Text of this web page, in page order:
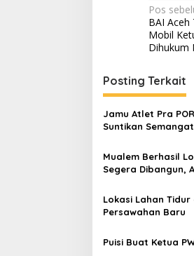
N
a
v
i
g
a
s
i
p
o
s
Pos
BAI Aceh
Mobil
Dihukum
Posting Terkait
Jamu Atlet Pra
Suntikan
Mualem Berhasil
Segera Dibangun,
Lokasi Lahan
Persawahan Baru
Puisi Buat Ketua